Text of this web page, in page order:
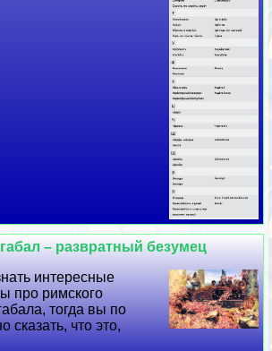
– рaзвpaтный безумец
интересные
про римского
тогда вы по
сказать, что это,